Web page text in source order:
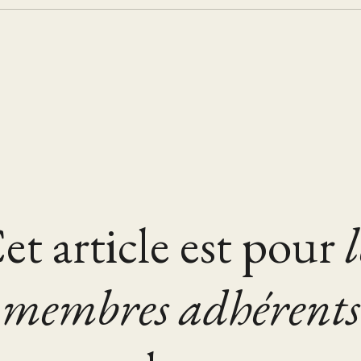
article est pour
membres adhérents